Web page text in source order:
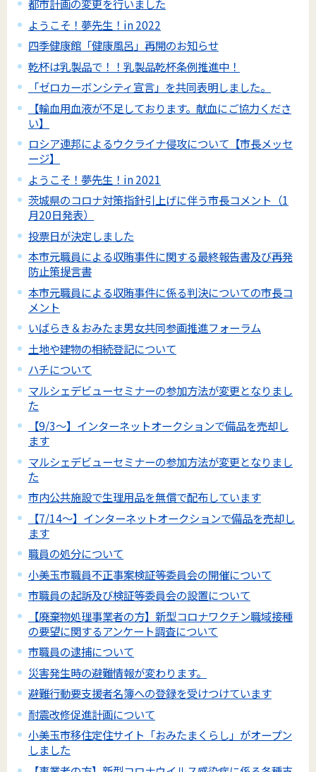
都市計画の変更を行いました
ようこそ！夢先生！in 2022
四季健康館「健康風呂」再開のお知らせ
乾杯は乳製品で！！乳製品乾杯条例推進中！
「ゼロカーボンシティ宣言」を共同表明しました。
【輸血用血液が不足しております。献血にご協力くださ
い】
ロシア連邦によるウクライナ侵攻について【市長メッセ
ージ】
ようこそ！夢先生！in 2021
茨城県のコロナ対策指針引上げに伴う市長コメント（1
月20日発表）
投票日が決定しました
本市元職員による収賄事件に関する最終報告書及び再発
防止策提言書
本市元職員による収賄事件に係る判決についての市長コ
メント
いばらき＆おみたま男女共同参画推進フォーラム
土地や建物の相続登記について
ハチについて
マルシェデビューセミナーの参加方法が変更となりまし
た
【9/3～】インターネットオークションで備品を売却し
ます
マルシェデビューセミナーの参加方法が変更となりまし
た
市内公共施設で生理用品を無償で配布しています
【7/14～】インターネットオークションで備品を売却し
ます
職員の処分について
小美玉市職員不正事案検証等委員会の開催について
市職員の起訴及び検証等委員会の設置について
【廃棄物処理事業者の方】新型コロナワクチン職域接種
の要望に関するアンケート調査について
市職員の逮捕について
災害発生時の避難情報が変わります。
避難行動要支援者名簿への登録を受けつけています
耐震改修促進計画について
小美玉市移住定住サイト「おみたまくらし」がオープン
しました